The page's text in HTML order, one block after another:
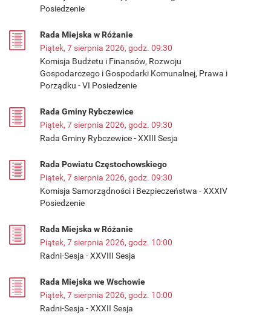
Posiedzenie
Rada Miejska w Różanie
Piątek, 7 sierpnia 2026, godz. 09:30
Komisja Budżetu i Finansów, Rozwoju
Gospodarczego i Gospodarki Komunalnej, Prawa i
Porządku - VI Posiedzenie
Rada Gminy Rybczewice
Piątek, 7 sierpnia 2026, godz. 09:30
Rada Gminy Rybczewice - XXIII Sesja
Rada Powiatu Częstochowskiego
Piątek, 7 sierpnia 2026, godz. 09:30
Komisja Samorządności i Bezpieczeństwa - XXXIV
Posiedzenie
Rada Miejska w Różanie
Piątek, 7 sierpnia 2026, godz. 10:00
Radni-Sesja - XXVIII Sesja
Rada Miejska we Wschowie
Piątek, 7 sierpnia 2026, godz. 10:00
Radni-Sesja - XXXII Sesja